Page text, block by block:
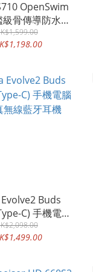
OpenSwim
骨傳導防水耳
機
Buds
C) 手機電腦
線藍牙耳機